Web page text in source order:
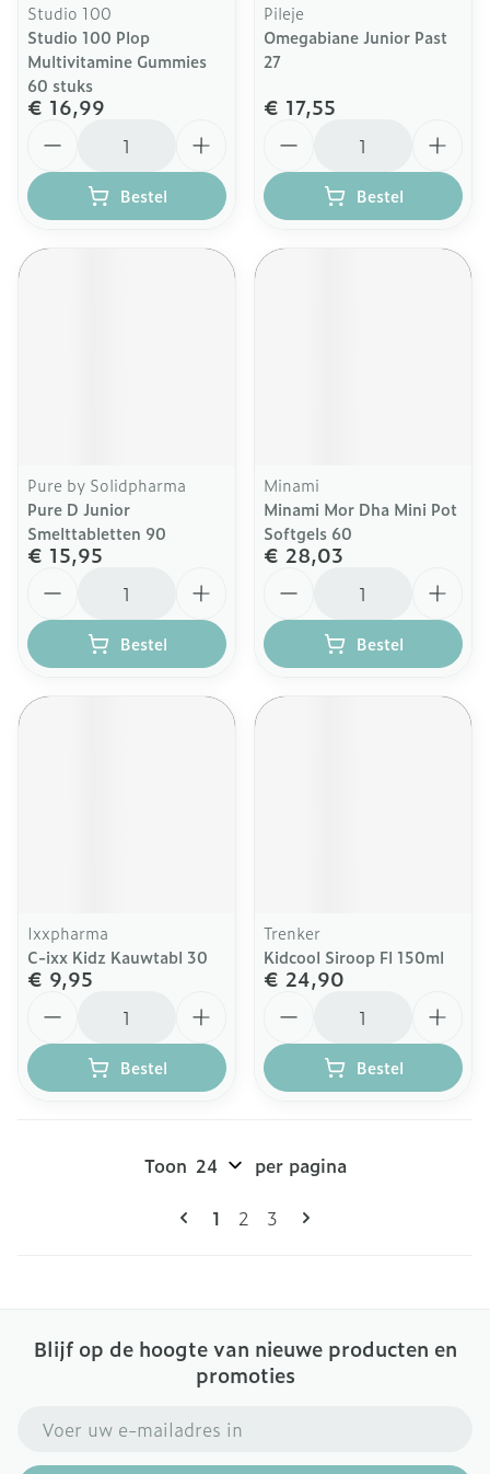
Studio 100
Studio 100 Plop
Multivitamine Gummies
60 stuks
€ 16,99
Bestel
Pileje
Omegabiane Junior Past
27
€ 17,55
Bestel
Pure by Solidpharma
Pure D Junior
Smelttabletten 90
€ 15,95
Bestel
Minami
Minami Mor Dha Mini Pot
Softgels 60
€ 28,03
Bestel
Ixxpharma
C-ixx Kidz Kauwtabl 30
€ 9,95
Bestel
Trenker
Kidcool Siroop Fl 150ml
€ 24,90
Bestel
Pagina's
U lees momenteel pagina
1 Pagina
2 Pagina
3
Toon per pagina
Blijf op de hoogte van nieuwe producten en
promoties